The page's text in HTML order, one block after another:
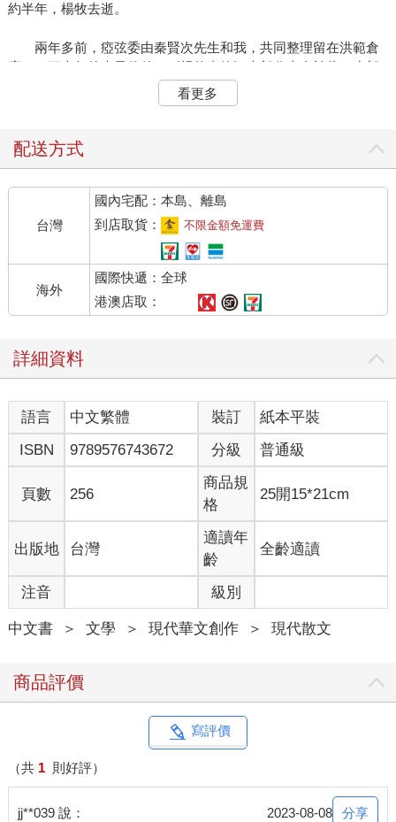
約半年，楊牧去逝。
兩年多前，瘂弦委由秦賢次先生和我，共同整理留在洪範倉
庫二、三十年的大量信件。《楊牧書簡》大部分來自於此，少部
分由林家弘先生在加拿大幫瘂弦整理出來，也有一些是我保存了
副本，或在報刊登載過的。最遺憾的是散佚甚多，難以齊全。
楊牧逝後，夏盈盈和謝旺霖整理遺留的手稿文件，把一些信
雖有規律，可惜仍有部分未全，1964年赴美留學前的信件全部闕
1980年代末之後，電訊發展迅速，他們常用電話或傳真聯
繫，書翰漸少；傳真不耐久存，即使留下，也常無跡可尋。1990
年代中，楊牧返台執教任職，信寫得更少了。瘂弦專業於編輯工
作後，尤其在《聯合報》副刊任內，信多簡短，其忙碌可以想
像。
書簡各按年份時序編排，楊牧信末大多署全年月日，順序略
無疑義；瘂弦則很多未署年份。楊牧為了方便存檔，信封幾乎全
棄，僅存信紙在檔案夾中，部分亂了順序，無郵戳可憑查對，只
能依內容判斷。每封信前標出的時日和收發地，很多是編者推
斷，希望不致有錯。
兩大詩家的書札文采斐然，各有韻致，情誼感人並富史料價
值，其珍貴不待贅言。書信盡量保留原貌存真，惟當初下筆僅供
對方閱讀，直言無諱，偶有不宜示人字句，以叉號替代或予刪
節；未便揭露的時人，打圈隱其名，若有不周，尚祈包容。標點
除書刊篇名改用現行符號外，少有改動。原稿字跡潦草，尤其是
楊牧的快筆，我看了六、七十年，依然沒有十足把握，也盼不致
有誤。
兩書編輯曾先後就教於鄭樹森教授，陳育虹女士，及陳義芝
看更多
配送方式
台灣
國內宅配：本島、離島
到店取貨：
不限金額免運費
海外
國際快遞：全球
港澳店取：
詳細資料
語言 中文繁體 裝訂
紙本平裝
ISBN
9789576743672 分級 普通級
頁數 256
商品規
格
25開15*21cm
出版地 台灣
適讀年
齡
全齡適讀
注音 級別
中文書 ＞ 文學 ＞ 現代華文創作 ＞ 現代散文
商品評價
寫評價
（共 1 則好評）
jj**039 說： 2023-08-08 分享